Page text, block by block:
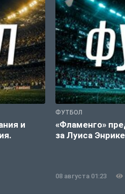
и
ФУТБОЛ
«Фламенго»
за Луиса
08 августа 01:23